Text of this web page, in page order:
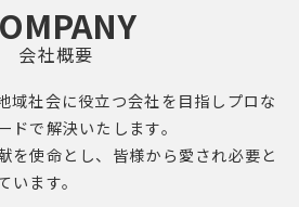
会社概要
域社会に役立つ会社を目指し プロ な
ドで解決いたします。
を使命とし、 皆様から愛され必要と
います。